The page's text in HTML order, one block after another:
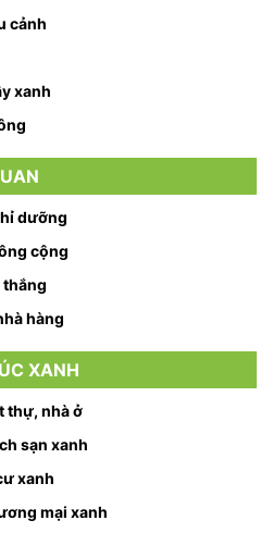
cảnh
xanh
dưỡng
cộng
thắng
hàng
XANH
thự, nhà ở
sạn xanh
xanh
mại xanh